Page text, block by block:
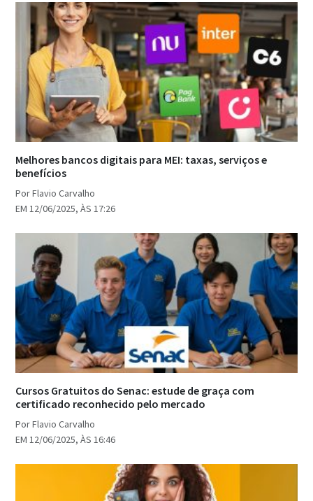
Melhores bancos digitais para MEI: taxas, serviços e
benefícios
Por Flavio Carvalho
EM 12/06/2025, ÀS 17:26
Cursos Gratuitos do Senac: estude de graça com
certificado reconhecido pelo mercado
Por Flavio Carvalho
EM 12/06/2025, ÀS 16:46